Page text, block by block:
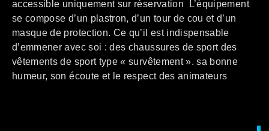
accessible uniquement sur réservation L’équipement
se compose d’un plastron, d’un tour de cou et d’un
masque de protection. Ce qu’il est indispensable
d’emmener avec soi : des chaussures de sport des
vêtements de sport type « survêtement ». sa bonne
humeur, son écoute et le respect des animateurs